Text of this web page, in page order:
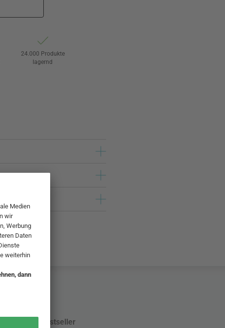
24.000 Produkte
lagernd
Bestseller